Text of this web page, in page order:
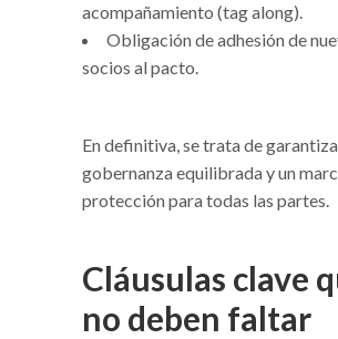
acompañamiento (tag along).
Obligación de adhesión de
socios al pacto.
En definitiva, se trata de
gobernanza equilibrada y un
protección para todas las partes.
Cláusulas clave
no deben faltar